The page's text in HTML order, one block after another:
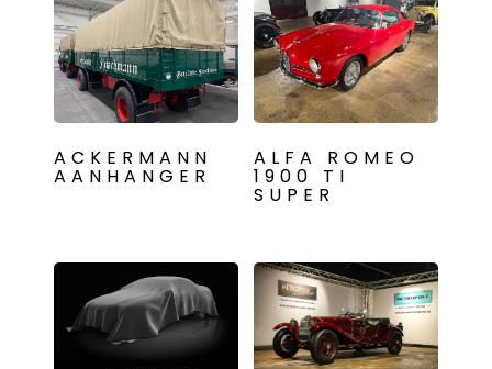
ACKERMANN
AANHANGER
ALFA ROMEO
1900 TI
SUPER